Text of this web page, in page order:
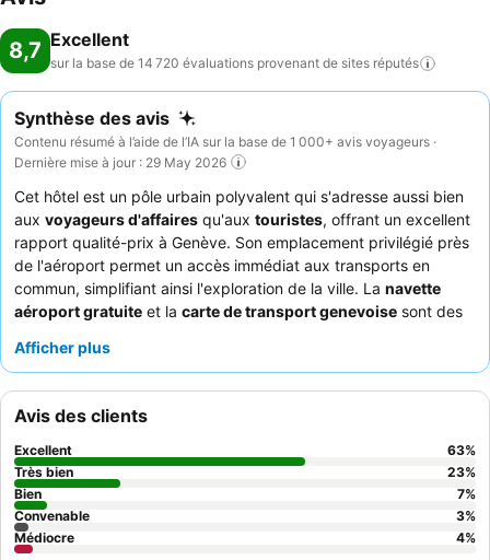
8,7 Excellent
sur la base de 14 720 évaluations provenant de sites réputés
Synthèse des avis
Contenu résumé à l’aide de l’IA sur la base de 1 000+ avis voyageurs ·
Dernière mise à jour : 29 May 2026
Cet hôtel est un pôle urbain polyvalent qui s'adresse aussi bien
aux voyageurs d'affaires qu'aux touristes, offrant un excellent
rapport qualité-prix à Genève. Son emplacement privilégié près
de l'aéroport permet un accès immédiat aux transports en
commun, simplifiant ainsi l'exploration de la ville. La navette
aéroport gratuite et la carte de transport genevoise sont des
Les clients louent constamment l'exceptionnelle amabilité du
une grande variété de produits frais et locaux. Pour un séjour
plus calme, les clients recommandent de demander une
chambre donnant sur le jardin.
Afficher plus
Avis des clients
Excellent 63%
Très bien
23%
Bien
7%
Convenable
3%
Médiocre
4%